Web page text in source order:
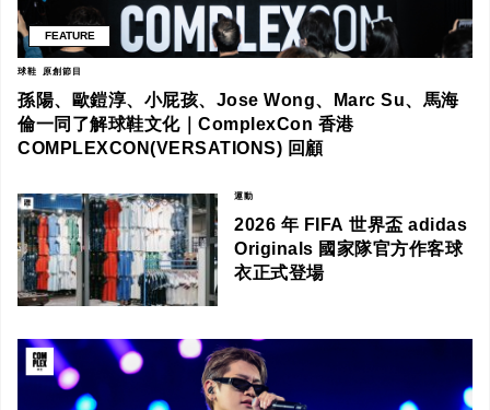
FEATURE
球鞋 原創節目
孫陽、歐鎧淳、小屁孩、Jose Wong、Marc Su、馬海
倫一同了解球鞋文化｜ComplexCon 香港
COMPLEXCON(VERSATIONS) 回顧
運動
2026 年 FIFA 世界盃 adidas
Originals 國家隊官方作客球
衣正式登場